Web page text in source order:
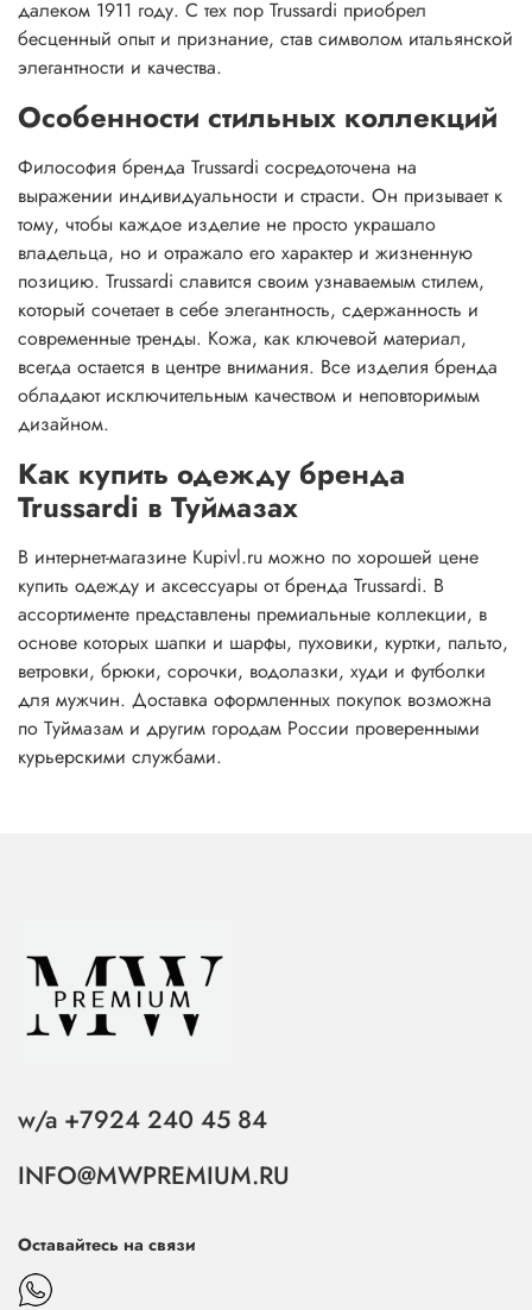
далеком 1911 году. С тех пор Trussardi приобрел
бесценный опыт и признание, став символом итальянской
элегантности и качества.
Особенности стильных коллекций
Философия бренда Trussardi сосредоточена на
выражении индивидуальности и страсти. Он призывает к
тому, чтобы каждое изделие не просто украшало
владельца, но и отражало его характер и жизненную
позицию. Trussardi славится своим узнаваемым стилем,
который сочетает в себе элегантность, сдержанность и
современные тренды. Кожа, как ключевой материал,
всегда остается в центре внимания. Все изделия бренда
обладают исключительным качеством и неповторимым
дизайном.
Как купить одежду бренда
Trussardi в Туймазах
В интернет-магазине Kupivl.ru можно по хорошей цене
купить одежду и аксессуары от бренда Trussardi. В
ассортименте представлены премиальные коллекции, в
основе которых шапки и шарфы, пуховики, куртки, пальто,
ветровки, брюки, сорочки, водолазки, худи и футболки
для мужчин. Доставка оформленных покупок возможна
по Туймазам и другим городам России проверенными
курьерскими службами.
w/a +7924 240 45 84
INFO@MWPREMIUM.RU
Оставайтесь на связи